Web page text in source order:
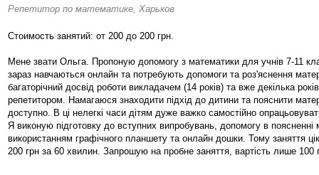
Репетитор по математике, Харьков
Стоимость занятий: от 200 до 200 грн.
Мене звати Ольга. Пропоную допомогу з математики для учнів 7-11
зараз навчаються онлайн та потребують допомоги та роз'яснення
багаторічний досвід роботи викладачем (14 років) та вже декілька
репетитором. Намагаюся знаходити підхід до дитини та пояснити
доступно. В ці нелегкі часи дітям дуже важко самостійно
Я виконую підготовку до вступних випробувань, допомогу в
використанням графічного планшету та онлайн дошки. Тому заняття
200 грн за 60 хвилин. Запрошую на пробне заняття, вартість лише 100